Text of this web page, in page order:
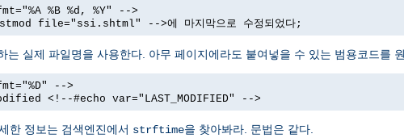
%B %d, %Y" -->
file="ssi.shtml" -->에 마지막으로 수정되었다;
는 실제 파일명을 사용한다. 아무 페이지에라도 붙여넣을 수 있는 범용코드를
-->
<!--#echo var="LAST_MODIFIED" -->
한 정보는 검색엔진에서 strftime을 찾아봐라. 문법은 같다.